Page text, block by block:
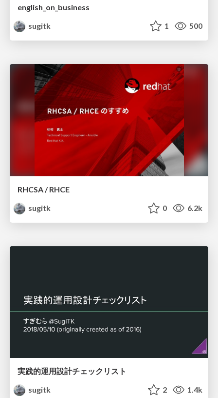
english_on_business
sugitk
1 500
RHCSA / RHCE
sugitk
0 6.2k
実践的運用設計チェックリスト
sugitk
2 1.4k